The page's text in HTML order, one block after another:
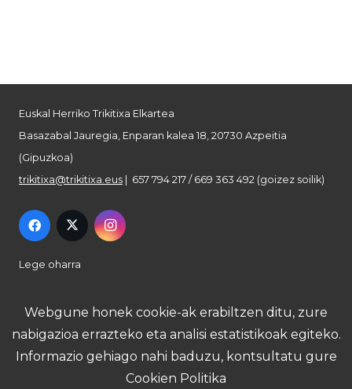
Euskal Herriko Trikitixa Elkartea
Basazabal Jauregia, Enparan kalea 18, 20730 Azpeitia
(Gipuzkoa)
trikitixa@trikitixa.eus | 657 794 217 / 669 363 492 (goizez soilik)
Lege oharra
Pribatutasun politika
Webgune honek cookie-ak erabiltzen ditu, zure
nabigazioa errazteko eta analisi estatistikoak egiteko.
Informazio gehiago nahi baduzu, kontsultatu gure
Cookien Politika